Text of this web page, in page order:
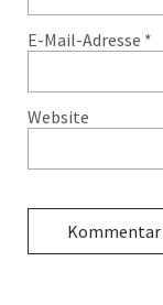
E-Mail-Adresse *
Website